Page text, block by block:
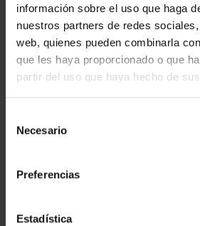
información sobre el uso que haga
nuestros partners de redes
web, quienes pueden combinarla
que les haya proporcionado o que
partir del uso que haya hecho de
Necesario
Preferencias
Estadística
Tiempos de cocción: hortalizas
Tiempos de cocción: frutas
Tiempos de cocción: vacuno/